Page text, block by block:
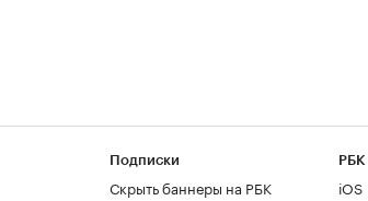
Подписки
Скрыть баннеры на РБК
РБК
iOS